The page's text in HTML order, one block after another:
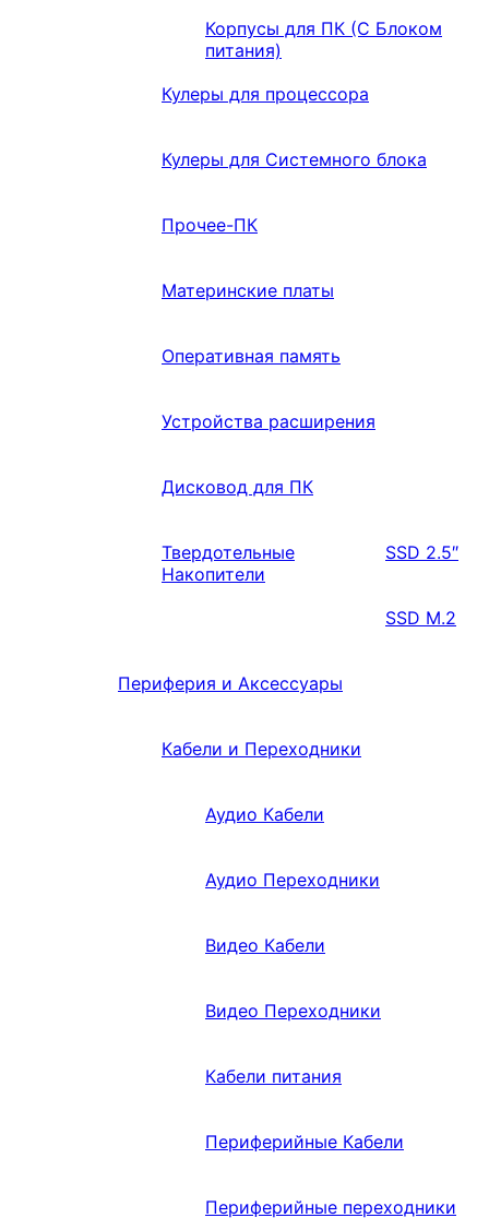
Корпусы для ПК (С Блоком
питания)
Кулеры для процессора
Кулеры для Системного блока
Прочее-ПК
Материнские платы
Оперативная память
Устройства расширения
Дисковод для ПК
Твердотельные
Накопители
SSD 2.5″
SSD M.2
Периферия и Аксессуары
Кабели и Переходники
Аудио Кабели
Аудио Переходники
Видео Кабели
Видео Переходники
Кабели питания
Периферийные Кабели
Периферийные переходники